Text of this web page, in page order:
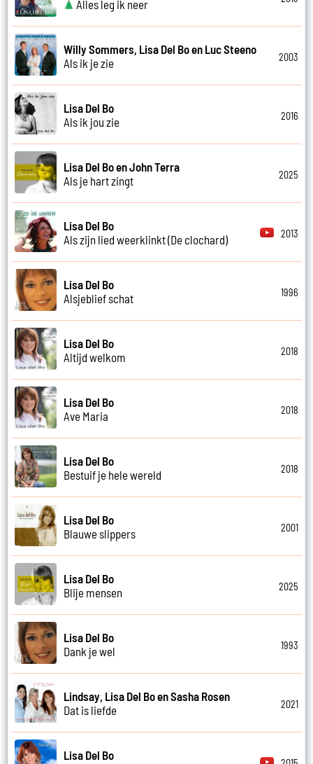
Alles leg ik neer
Willy Sommers, Lisa Del Bo en Luc Steeno
Als ik je zie
2003
Lisa Del Bo
Als ik jou zie
2016
Lisa Del Bo en John Terra
Als je hart zingt
2025
Lisa Del Bo
Als zijn lied weerklinkt (De clochard)
2013
Lisa Del Bo
Alsjeblief schat
1996
Lisa Del Bo
Altijd welkom
2018
Lisa Del Bo
Ave Maria
2018
Lisa Del Bo
Bestuif je hele wereld
2018
Lisa Del Bo
Blauwe slippers
2001
Lisa Del Bo
Blije mensen
2025
Lisa Del Bo
Dank je wel
1993
Lindsay, Lisa Del Bo en Sasha Rosen
Dat is liefde
2021
Lisa Del Bo